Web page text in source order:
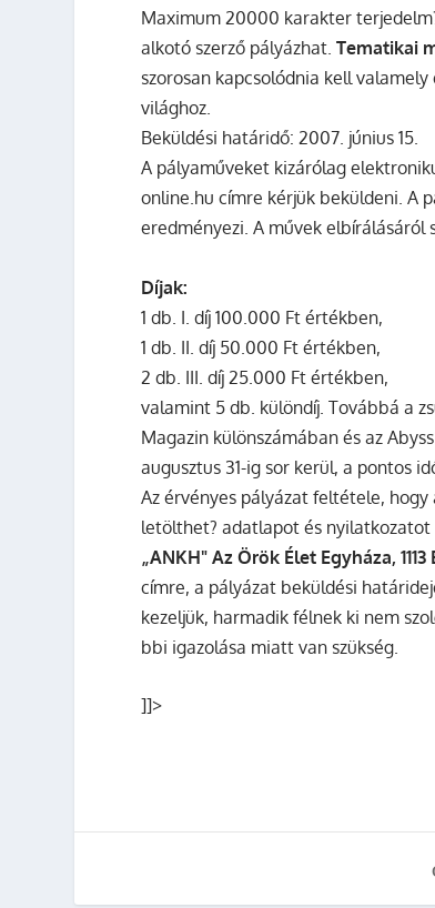
Maximum 20000 karakter
alkotó szerző pályázhat.Tematikai
szorosan kapcsolódnia kell
világhoz.
Beküldési határidő: 2007. június 15.
A pályaműveket kizárólag
online.hu címre kérjük beküldeni. A
eredményezi. A művek elbírálásáról
Díjak:
1 db. I. díj 100.000 Ft értékben,
1 db. II. díj 50.000 Ft értékben,
2 db. III. díj 25.000 Ft értékben,
valamint 5 db. különdíj. Továbbá a
Magazin különszámában és az
augusztus 31-ig sor kerül, a pontos
Az érvényes pályázat feltétele,
letölthet? adatlapot és nyilatkozatot
„ANKH" Az Örök Élet Egyháza,
címre, a pályázat beküldési
kezeljük, harmadik félnek ki nem
bbi igazolása miatt van szükség.
]]>